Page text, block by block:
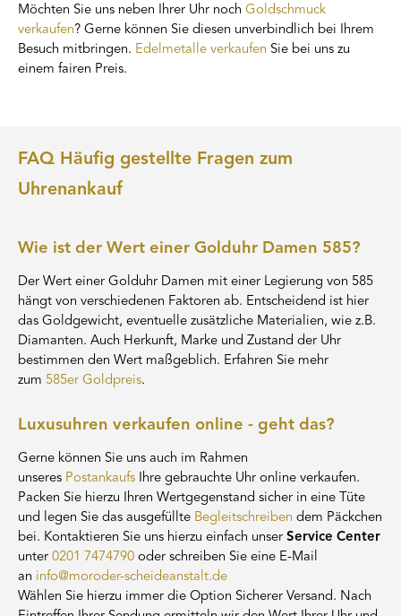
Möchten Sie uns neben Ihrer Uhr noch Goldschmuck
verkaufen? Gerne können Sie diesen unverbindlich bei Ihrem
Besuch mitbringen. Edelmetalle verkaufen Sie bei uns zu
einem fairen Preis.
FAQ Häufig gestellte Fragen zum
Uhrenankauf
Wie ist der Wert einer Golduhr Damen 585?
Der Wert einer Golduhr Damen mit einer Legierung von 585
hängt von verschiedenen Faktoren ab. Entscheidend ist hier
das Goldgewicht, eventuelle zusätzliche Materialien, wie z.B.
Diamanten. Auch Herkunft, Marke und Zustand der Uhr
bestimmen den Wert maßgeblich. Erfahren Sie mehr
zum 585er Goldpreis.
Luxusuhren verkaufen online - geht das?
Gerne können Sie uns auch im Rahmen
unseres Postankaufs Ihre gebrauchte Uhr online verkaufen.
Packen Sie hierzu Ihren Wertgegenstand sicher in eine Tüte
und legen Sie das ausgefüllte Begleitschreiben dem Päckchen
bei. Kontaktieren Sie uns hierzu einfach unser Service Center
unter 0201 7474790 oder schreiben Sie eine E-Mail
an info@moroder-scheideanstalt.de
Wählen Sie hierzu immer die Option Sicherer Versand. Nach